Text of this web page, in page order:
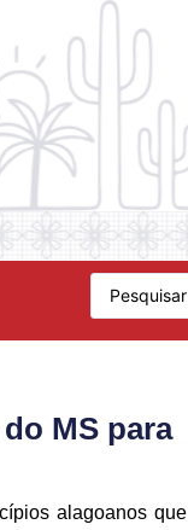
MS para
alagoanos que